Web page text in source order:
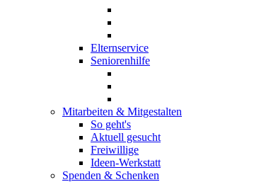
Elternservice
Seniorenhilfe
Mitarbeiten & Mitgestalten
So geht's
Aktuell gesucht
Freiwillige
Ideen-Werkstatt
Spenden & Schenken